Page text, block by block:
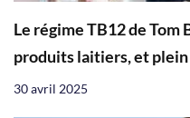
Le régime TB12 de Tom
produits laitiers, et plein
30 avril 2025